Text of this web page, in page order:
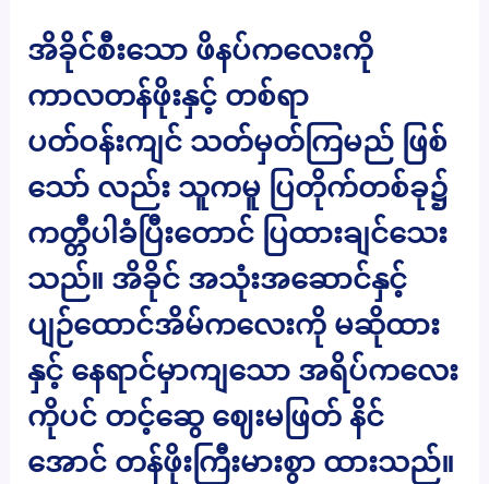
အိခိုင်စီးသော ဖိနပ်ကလေးကို
ကာလတန်ဖိုးနှင့် တစ်ရာ
ပတ်ဝန်းကျင် သတ်မှတ်ကြမည် ဖြစ်
သော် လည်း သူကမူ ပြတိုက်တစ်ခု၌
ကတ္တီပါခံပြီးတောင် ပြထားချင်သေး
သည်။ အိခိုင် အသုံးအဆောင်နှင့်
ပျဉ်ထောင်အိမ်ကလေးကို မဆိုထား
နှင့် နေရာင်မှာကျသော အရိပ်ကလေး
ကိုပင် တင့်ဆွေ ဈေးမဖြတ် နိင်
အောင် တန်ဖိုးကြီးမားစွာ ထားသည်။